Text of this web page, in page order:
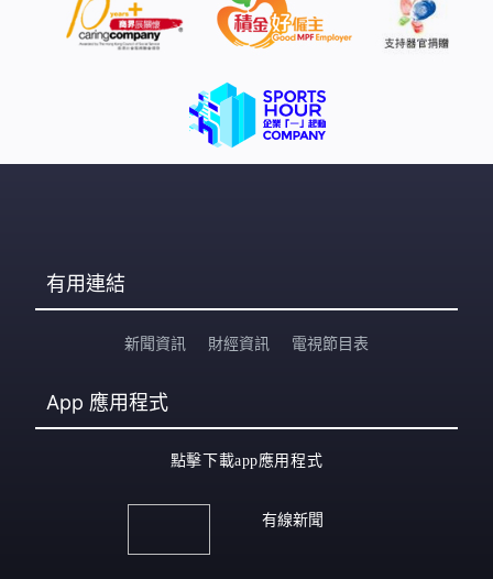
有用連結
新聞資訊 財經資訊 電視節目表
App 應用程式
點擊下載app應用程式
有線新聞